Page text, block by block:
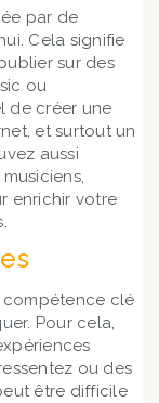
par de
Cela signifie
sur des
ou
de créer une
et surtout un
aussi
enrichir votre
compétence clé
Pour cela,
ou des
être difficile